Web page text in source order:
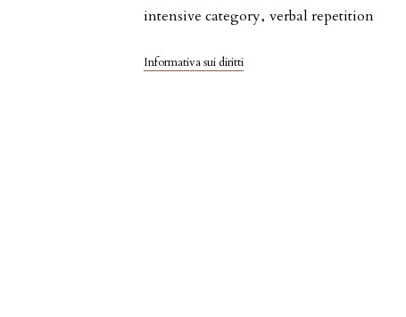
intensive category, verbal repetition
Informativa sui diritti